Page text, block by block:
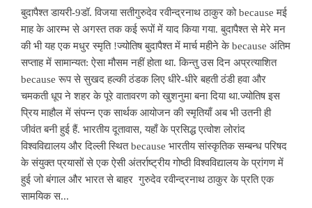
बुदापैश्त डायरी-9डॉ. विजया सतीगुरुदेव रवीन्द्रनाथ ठाकुर को because मई
माह के आरम्भ से अगस्त तक कई रूपों में याद किया गया. बुदापैश्त से मेरे मन
की भी यह एक मधुर स्मृति !ज्योतिष बुदापैश्त में मार्च महीने के because अंतिम
सप्ताह में सामान्यत: ऐसा मौसम नहीं होता था. किन्तु उस दिन अप्रत्याशित
because रूप से सुखद हल्की ठंडक लिए धीरे-धीरे बहती ठंडी हवा और
चमकती धूप ने शहर के पूरे वातावरण को खुशनुमा बना दिया था.ज्योतिष इस
प्रिय माहौल में संपन्न एक सार्थक आयोजन की स्मृतियाँ अब भी उतनी ही
जीवंत बनी हुई हैं. भारतीय दूतावास, यहाँ के प्रसिद्ध एत्वोश लोरांद
विश्वविद्यालय और दिल्ली स्थित because भारतीय सांस्कृतिक सम्बन्ध परिषद
के संयुक्त प्रयासों से एक ऐसी अंतर्राष्ट्रीय गोष्ठी विश्वविद्यालय के प्रांगण में
हुई जो बंगाल और भारत से बाहर गुरुदेव रवीन्द्रनाथ ठाकुर के प्रति एक
सामयिक स...